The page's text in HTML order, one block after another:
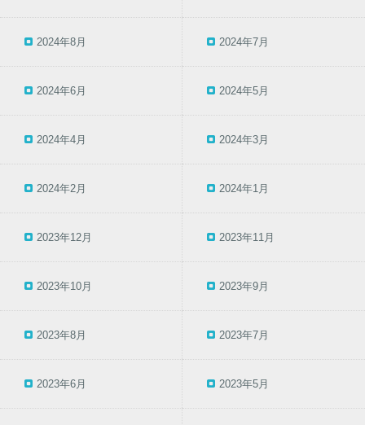
2024年8月 2024年7月
2024年6月 2024年5月
2024年4月 2024年3月
2024年2月 2024年1月
2023年12月 2023年11月
2023年10月 2023年9月
2023年8月 2023年7月
2023年6月 2023年5月